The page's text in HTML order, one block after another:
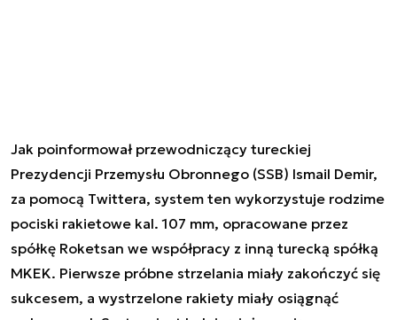
Jak poinformował przewodniczący tureckiej
Prezydencji Przemysłu Obronnego (SSB) Ismail Demir,
za pomocą Twittera, system ten wykorzystuje rodzime
pociski rakietowe kal. 107 mm, opracowane przez
spółkę Roketsan we współpracy z inną turecką spółką
MKEK. Pierwsze próbne strzelania miały zakończyć się
sukcesem, a wystrzelone rakiety miały osiągnąć